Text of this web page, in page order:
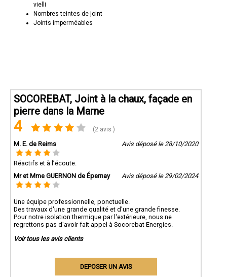
vielli
Nombres teintes de joint
Joints imperméables
SOCOREBAT, Joint à la chaux, façade en
pierre dans la Marne
4 (2 avis )
M. E. de Reims Avis déposé le 28/10/2020
Réactifs et à l’écoute.
Mr et Mme GUERNON de Épernay
Avis déposé le 29/02/2024
Une équipe professionnelle, ponctuelle.
Des travaux d'une grande qualité et d'une grande finesse.
Pour notre isolation thermique par l'extérieure, nous ne
regrettons pas d'avoir fait appel à Socorebat Energies.
Voir tous les avis clients
DEPOSER UN AVIS